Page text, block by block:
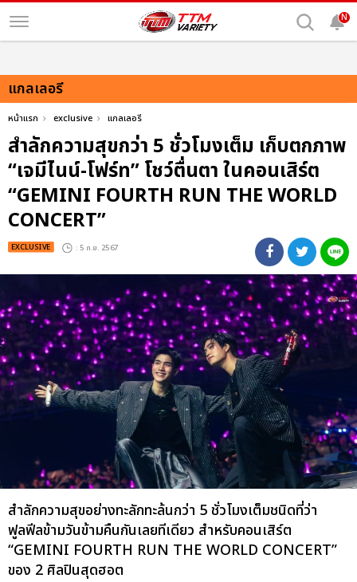
N
แกลเลอรี
หน้าแรก exclusive แกลเลอรี
สำลักความสุขกว่า 5 ชั่วโมงเต็ม เก็บตกภาพ
“เจมีไนน์-โฟร์ท” โชว์ตื่นตา ในคอนเสิร์ต
“GEMINI FOURTH RUN THE WORLD
CONCERT”
EXCLUSIVE : 5 ก.ย. 2567
สำลักความสุขอย่างทะลักทะล้นกว่า 5 ชั่วโมงเต็มชนิดที่ว่า
ฟูลฟีลข้ามวันข้ามคืนกันเลยทีเดียว สำหรับคอนเสิร์ต
“GEMINI FOURTH RUN THE WORLD CONCERT”
ของ 2 ศิลปินสุดฮอต